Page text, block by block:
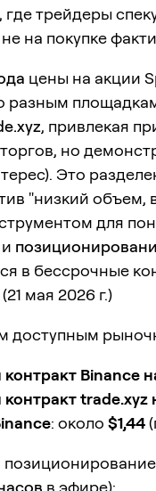
, где трейдеры
не на покупке
цены на акции
разным
, привлекая
но
Это
"низкий объем,
для
и
в бессрочные
мая 2026 г.)
доступным
Binance
trade.xyz
: около $1,44
в эфире):